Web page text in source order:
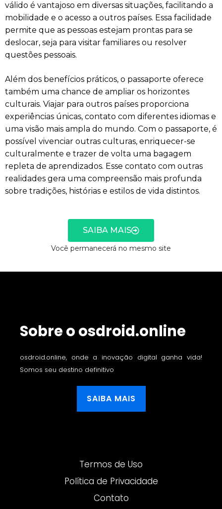
válido é vantajoso em diversas situações, facilitando a
mobilidade e o acesso a outros países. Essa facilidade
permite que as pessoas estejam prontas para se
deslocar, seja para visitar familiares ou resolver
questões pessoais.
Além dos benefícios práticos, o passaporte oferece
também uma chance de ampliar os horizontes
culturais. Viajar para outros países proporciona
experiências únicas, contato com diferentes idiomas e
uma visão mais ampla do mundo. Com o passaporte, é
possível vivenciar outras culturas, enriquecer-se
culturalmente e trazer de volta uma bagagem
repleta de aprendizados. Esse contato com outras
realidades gera uma compreensão mais profunda
sobre tradições, histórias e estilos de vida distintos.
SAIBA MAIS
Você permanecerá no mesmo site
Sobre o osdroid.online
osdroid.online, onde a inovação digital ganha vida!
Somos seu destino definitivo
SAIBA MAIS
Termos de Uso
Política de Privacidade
Contato